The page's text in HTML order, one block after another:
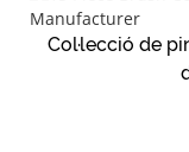
Col·lecció de